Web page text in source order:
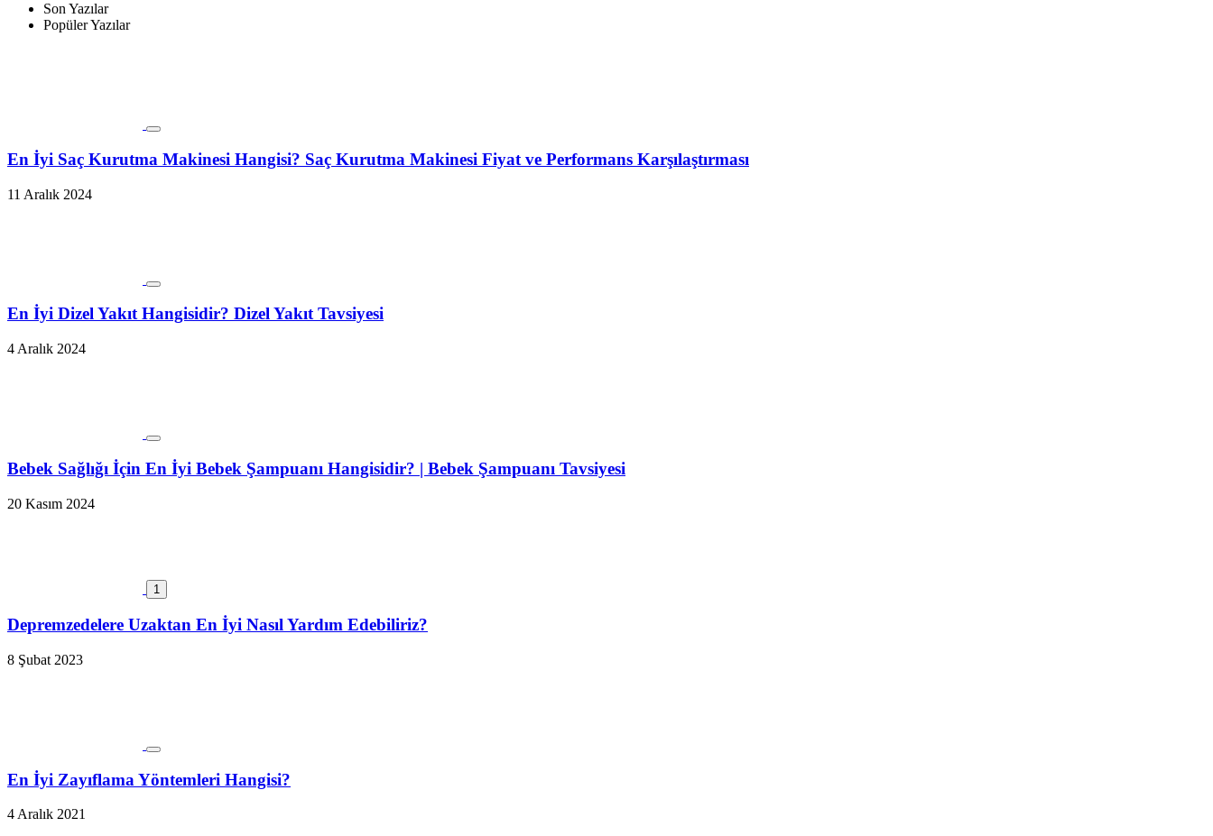
Son Yazılar
Popüler Yazılar
En İyi Saç Kurutma Makinesi Hangisi? Saç Kurutma Makinesi Fiyat ve Performans Karşılaştırması
11 Aralık 2024
En İyi Dizel Yakıt Hangisidir? Dizel Yakıt Tavsiyesi
4 Aralık 2024
Bebek Sağlığı İçin En İyi Bebek Şampuanı Hangisidir? | Bebek Şampuanı Tavsiyesi
20 Kasım 2024
1
Depremzedelere Uzaktan En İyi Nasıl Yardım Edebiliriz?
8 Şubat 2023
En İyi Zayıflama Yöntemleri Hangisi?
4 Aralık 2021